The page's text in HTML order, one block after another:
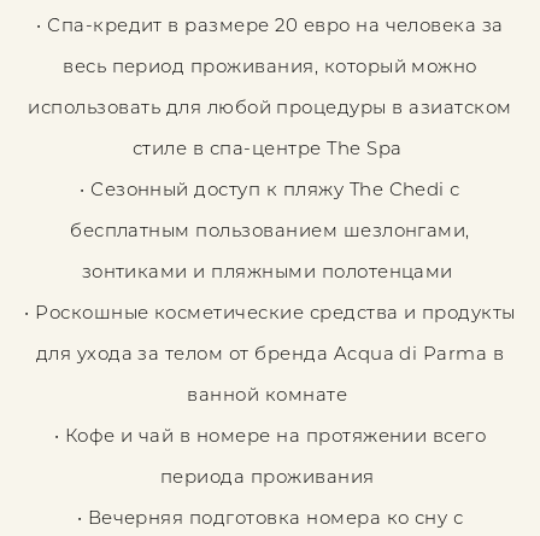
• Спа-кредит в размере 20 евро на человека за
весь период проживания, который можно
использовать для любой процедуры в азиатском
стиле в спа-центре The Spa
• Сезонный доступ к пляжу The Chedi с
бесплатным пользованием шезлонгами,
зонтиками и пляжными полотенцами
• Роскошные косметические средства и продукты
для ухода за телом от бренда Acqua di Parma в
ванной комнате
• Кофе и чай в номере на протяжении всего
периода проживания
• Вечерняя подготовка номера ко сну с